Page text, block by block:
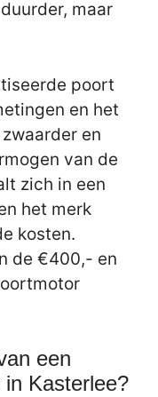
maar
poort
en het
en
van de
zich in een
het merk
kosten.
de €400,- en
een
Kasterlee?